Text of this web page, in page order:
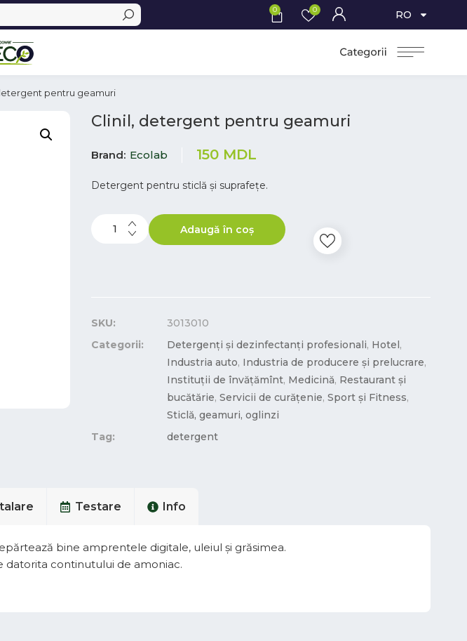
0 0 RO
pentru geamuri
Clinil, detergent pentru geamuri
Brand Ecolab 150 MDL
Detergent pentru sticlă și suprafețe.
Adaugă în coș
SKU:
3013010
Categorii:
Detergenți și dezinfectanți profesionali, Hotel,
Industria auto, Industria de producere și prelucrare,
Instituții de învățămînt, Medicină, Restaurant și
bucătărie,Servicii de curățenie,Sport și Fitness,
Sticlă, geamuri, oglinzi
Tag:
detergent
Testare Info
bine amprentele digitale, uleiul și grăsimea.
datorita continutului de amoniac.